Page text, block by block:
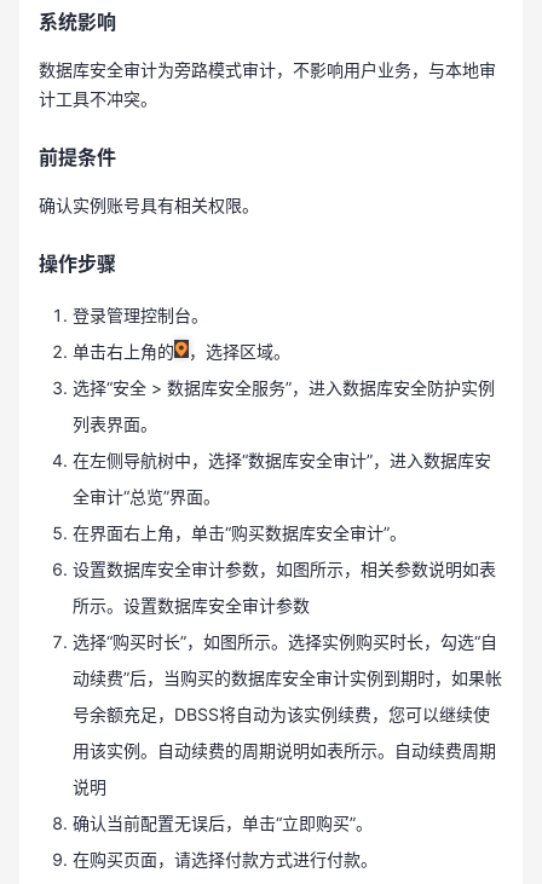
系统影响
数据库安全审计为旁路模式审计，不影响用户业务，与本地审
计工具不冲突。
前提条件
确认实例账号具有相关权限。
操作步骤
登录管理控制台。
单击右上角的
，选择区域。
选择“安全 > 数据库安全服务”，进入数据库安全防护实例
列表界面。
在左侧导航树中，选择“数据库安全审计”，进入数据库安
全审计“总览”界面。
在界面右上角，单击“购买数据库安全审计”。
设置数据库安全审计参数，如图所示，相关参数说明如表
所示。设置数据库安全审计参数
选择“购买时长”，如图所示。选择实例购买时长，勾选“自
动续费”后，当购买的数据库安全审计实例到期时，如果帐
号余额充足，DBSS将自动为该实例续费，您可以继续使
用该实例。自动续费的周期说明如表所示。自动续费周期
说明
确认当前配置无误后，单击“立即购买”。
在购买页面，请选择付款方式进行付款。